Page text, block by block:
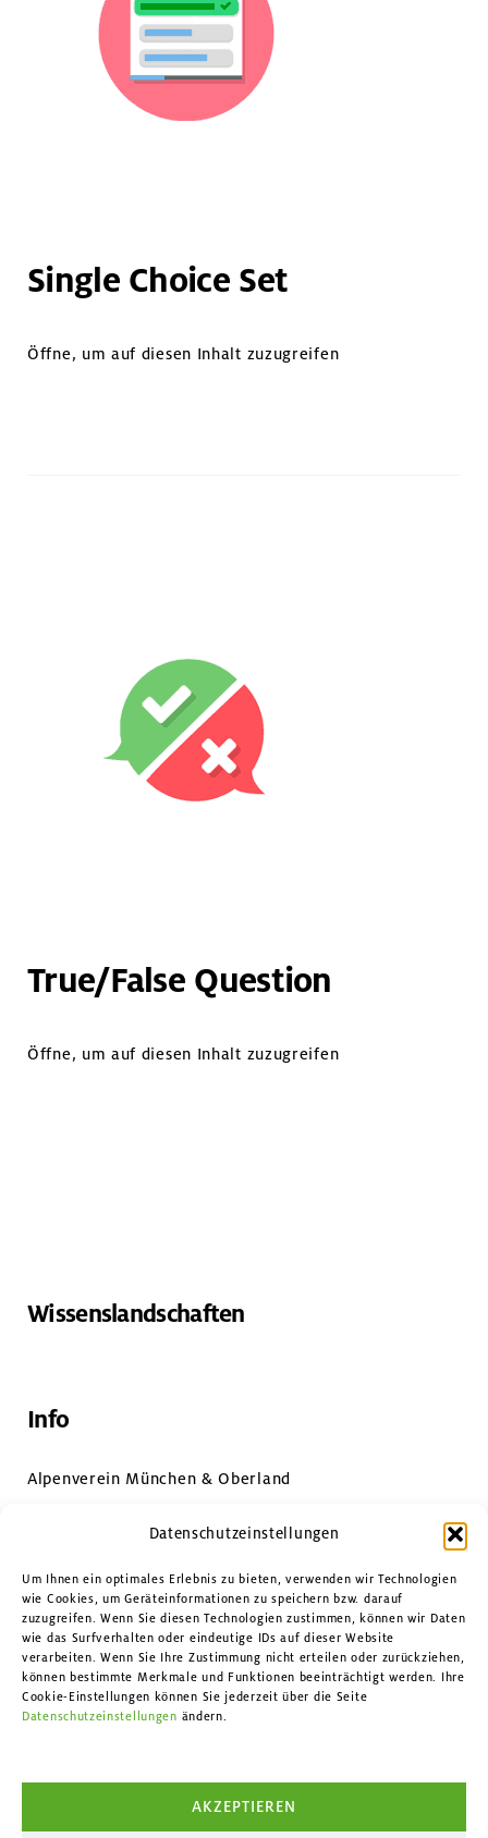
Datenschutzeinstellungen
Um Ihnen ein optimales Erlebnis zu bieten, verwenden wir Technologien
wie Cookies, um Geräteinformationen zu speichern bzw. darauf
zuzugreifen. Wenn Sie diesen Technologien zustimmen, können wir Daten
wie das Surfverhalten oder eindeutige IDs auf dieser Website
verarbeiten. Wenn Sie Ihre Zustimmung nicht erteilen oder zurückziehen,
können bestimmte Merkmale und Funktionen beeinträchtigt werden. Ihre
Cookie-Einstellungen können Sie jederzeit über die Seite
Datenschutzeinstellungen ändern.
AKZEPTIEREN
Single Choice Set
Öffne, um auf diesen Inhalt zuzugreifen
True/False Question
Öffne, um auf diesen Inhalt zuzugreifen
Wissenslandschaften
Info
Alpenverein München & Oberland
Kontakt
Facebook